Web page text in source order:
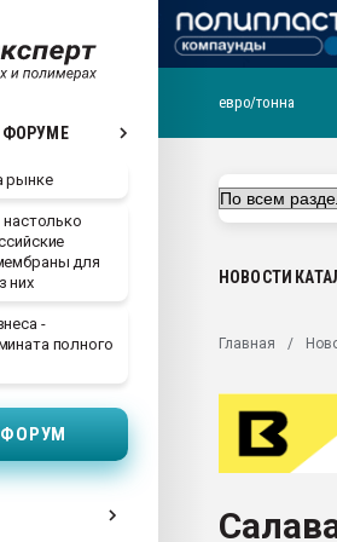
рынке
настолько
для
них
-
полного
ФОРУМ
ближайшее
Подмосковье, Москва
первый план в
28.07.2026
Всё, что касается
Материал поверхности
Продам отходы
евро/тонна
НОВОСТИ
Главная